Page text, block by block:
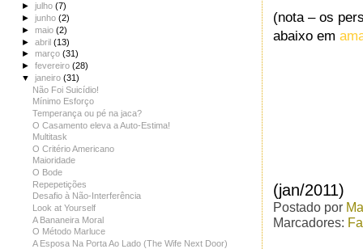
(nota – os
abaixo em
(jan/2011)
Postado por
Marcadores:
►julho(7)
►junho(2)
►maio(2)
►abril(13)
►março(31)
►fevereiro(28)
▼janeiro(31)
Não Foi Suicídio!
Mínimo Esforço
Temperança ou pé na jaca?
O Casamento eleva a Auto-Estima!
Multitask
O Critério Americano
Maioridade
O Bode
Repepetições
Desafio à Não-Interferência
Look at Yourself
A Bananeira Moral
O Método Marluce
A Esposa Na Porta Ao Lado (The Wife Next Door)